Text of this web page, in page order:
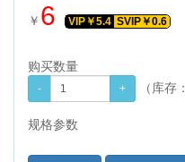
￥ 6 VIP￥5.4 SVIP￥0.6
购买数量
（库存：
规格参数